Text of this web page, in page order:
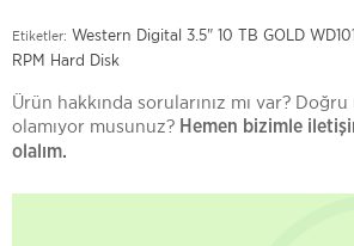
Etiketler: Western Digital 3.5" 10 TB GOLD
RPM Hard Disk
Ürün hakkında sorularınız mı var?
olamıyor musunuz? Hemen bizimle
olalım.